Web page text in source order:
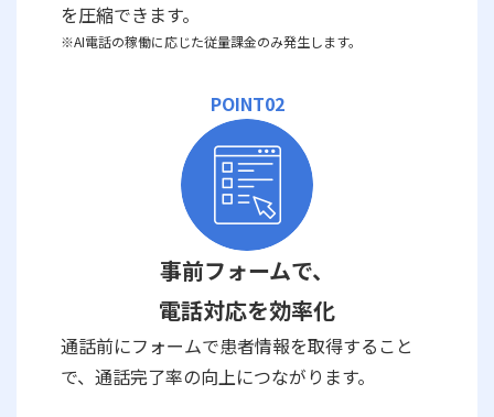
を圧縮できます。
※AI電話の稼働に応じた従量課金のみ発生します。
POINT02
事前フォームで、
電話対応を効率化
通話前にフォームで患者情報を取得すること
で、通話完了率の向上につながります。